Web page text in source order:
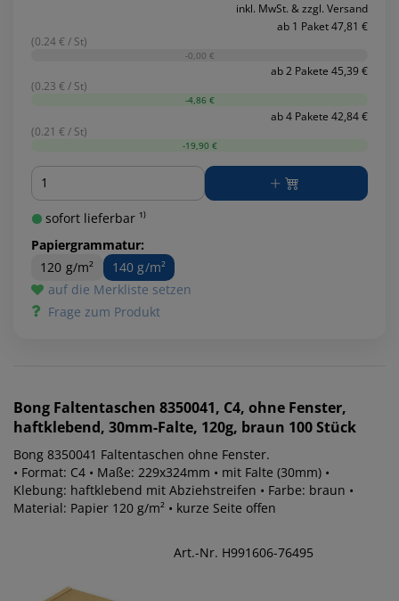
inkl. MwSt. & zzgl. Versand
ab 1 Paket 47,81 €
(0.24 € / St)
-0,00 €
ab 2 Pakete 45,39 €
(0.23 € / St)
-4,86 €
ab 4 Pakete 42,84 €
(0.21 € / St)
-19,90 €
Menge
sofort lieferbar ¹⁾
Papiergrammatur:
120 g/m²
140 g/m²
auf die Merkliste setzen
Frage zum Produkt
Bong Faltentaschen 8350041, C4, ohne Fenster,
haftklebend, 30mm-Falte, 120g, braun 100 Stück
Bong 8350041 Faltentaschen ohne Fenster.
• Format: C4 • Maße: 229x324mm • mit Falte (30mm) •
Klebung: haftklebend mit Abziehstreifen • Farbe: braun •
Material: Papier 120 g/m² • kurze Seite offen
Art.-Nr. H991606-76495